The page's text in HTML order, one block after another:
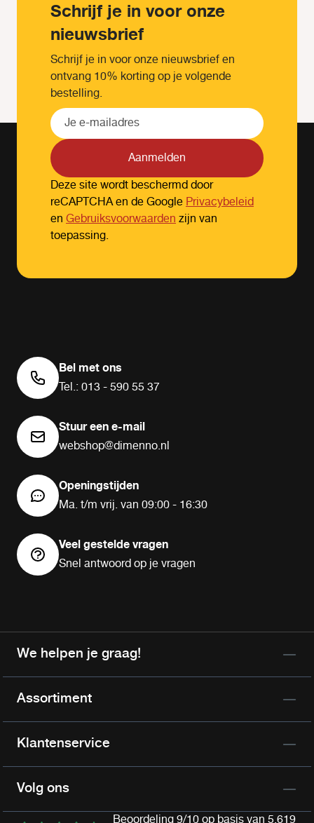
Schrijf je in voor onze
nieuwsbrief
Schrijf je in voor onze nieuwsbrief en
ontvang 10% korting op je volgende
bestelling.
Aanmelden
Deze site wordt beschermd door
reCAPTCHA en de GooglePrivacybeleid
en Gebruiksvoorwaardenzijn van
toepassing.
Bel met ons
Tel.: 013 - 590 55 37
Stuur een e-mail
webshop@dimenno.nl
Openingstijden
Ma. t/m vrij. van 09:00 - 16:30
Veel gestelde vragen
Snel antwoord op je vragen
We helpen je graag!
Assortiment
Klantenservice
Volg ons